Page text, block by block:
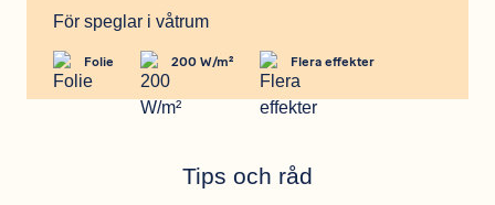
För speglar i våtrum
Folie 200 W/m² Flera effekter
Tips och råd